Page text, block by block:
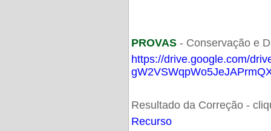
PROVAS- Conservação e
https://drive.google.com/
Resultado da Correção -
Recurso